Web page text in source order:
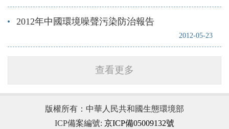
2012-05-23
2012年中國環境噪聲污染防治報告
查看更多
版權所有：中華人民共和國生態環境部
ICP備案編號: 京ICP備05009132號